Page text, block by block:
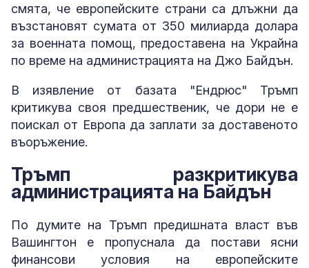
смята, че европейските страни са длъжни да
възстановят сумата от 350 милиарда долара
за военната помощ, предоставена на Украйна
по време на администрацията на Джо Байдън.
В изявление от базата "Ендрюс" Тръмп
критикува своя предшественик, че дори не е
поискал от Европа да заплати за доставеното
въоръжение.
Тръмп разкритикува
администрацията на Байдън
По думите на Тръмп предишната власт във
Вашингтон е пропуснала да постави ясни
финансови условия на европейските